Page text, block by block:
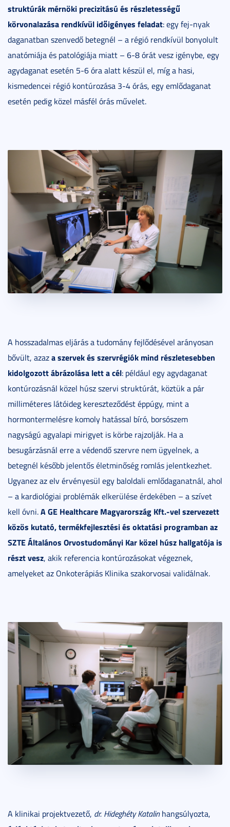
struktúrák mérnöki precizitású és részletességű
körvonalazása rendkívül időigényes feladat: egy fej-nyak
daganatban szenvedő betegnél – a régió rendkívül bonyolult
anatómiája és patológiája miatt – 6-8 órát vesz igénybe, egy
agydaganat esetén 5-6 óra alatt készül el, míg a hasi,
kismedencei régió kontúrozása 3-4 órás, egy emlődaganat
esetén pedig közel másfél órás művelet.
A hosszadalmas eljárás a tudomány fejlődésével arányosan
bővült, azaza szervek és szervrégiók mind részletesebben
kidolgozott ábrázolása lett a cél: például egy agydaganat
kontúrozásnál közel húsz szervi struktúrát, köztük a pár
milliméteres látóideg kereszteződést éppúgy, mint a
hormontermelésre komoly hatással bíró, borsószem
nagyságú agyalapi mirigyet is körbe rajzolják. Ha a
besugárzásnál erre a védendő szervre nem ügyelnek, a
betegnél később jelentős életminőség romlás jelentkezhet.
Ugyanez az elv érvényesül egy baloldali emlődaganatnál, ahol
– a kardiológiai problémák elkerülése érdekében – a szívet
kell óvni.A GE Healthcare Magyarország Kft.-vel szervezett
közös kutató, termékfejlesztési és oktatási programban az
SZTE Általános Orvostudományi Kar közel húsz hallgatója is
részt vesz, akik referencia kontúrozásokat végeznek,
amelyeket az Onkoterápiás Klinika szakorvosai validálnak.
A klinikai projektvezető, dr. Hideghéty Katalinhangsúlyozta,